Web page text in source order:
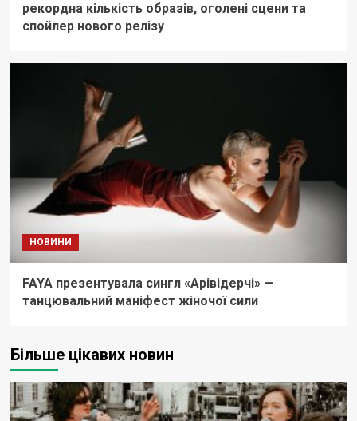
рекордна кількість образів, оголені сцени та
спойлер нового релізу
НОВИНИ
FAYA презентувала сингл «Арівідерчі» —
танцювальний маніфест жіночої сили
Більше цікавих новин